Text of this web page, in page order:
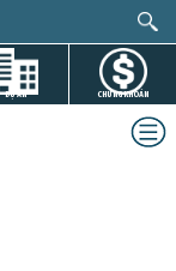
DỰ ÁN CHỨNG KHOÁN